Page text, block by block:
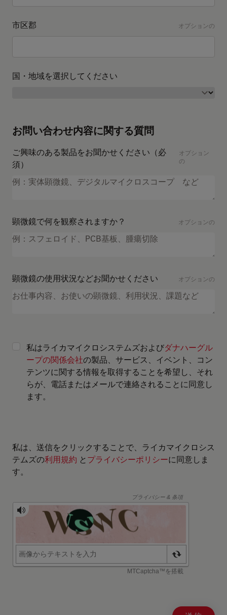
市区郡 オプションの
国・地域を選択してください
お問い合わせ内容に関する質問
ご興味のある製品をお聞かせください（必
須）
オプション
の
顕微鏡で何を観察されますか？ オプションの
顕微鏡の使用状況などお聞かせください オプションの
私はライカマイクロシステムズおよびダナハーグル
ープの関係会社の製品、サービス、イベント、コン
テンツに関する情報を取得することを希望し、それ
らが、電話またはメールで連絡されることに同意し
ます。
私は、送信をクリックすることで、ライカマイクロシス
テムズの利用規約 と プライバシーポリシーに同意しま
す。